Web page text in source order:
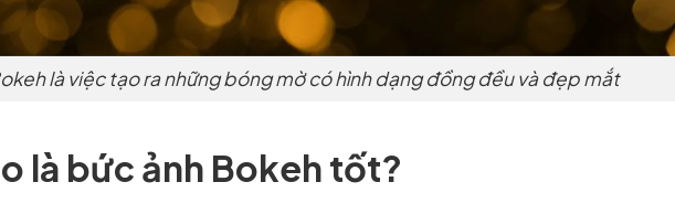
là việc tạo ra những bóng mờ có hình dạng đồng đều và đẹp mắt
là bức ảnh Bokeh tốt?